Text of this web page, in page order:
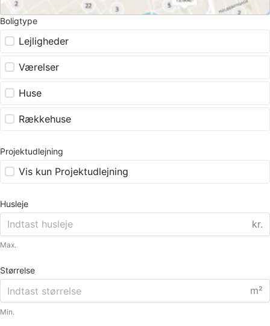
Boligtype
Lejligheder
Værelser
Huse
Rækkehuse
Projektudlejning
Vis kun Projektudlejning
Husleje
kr.
Max.
Størrelse
m²
Min.